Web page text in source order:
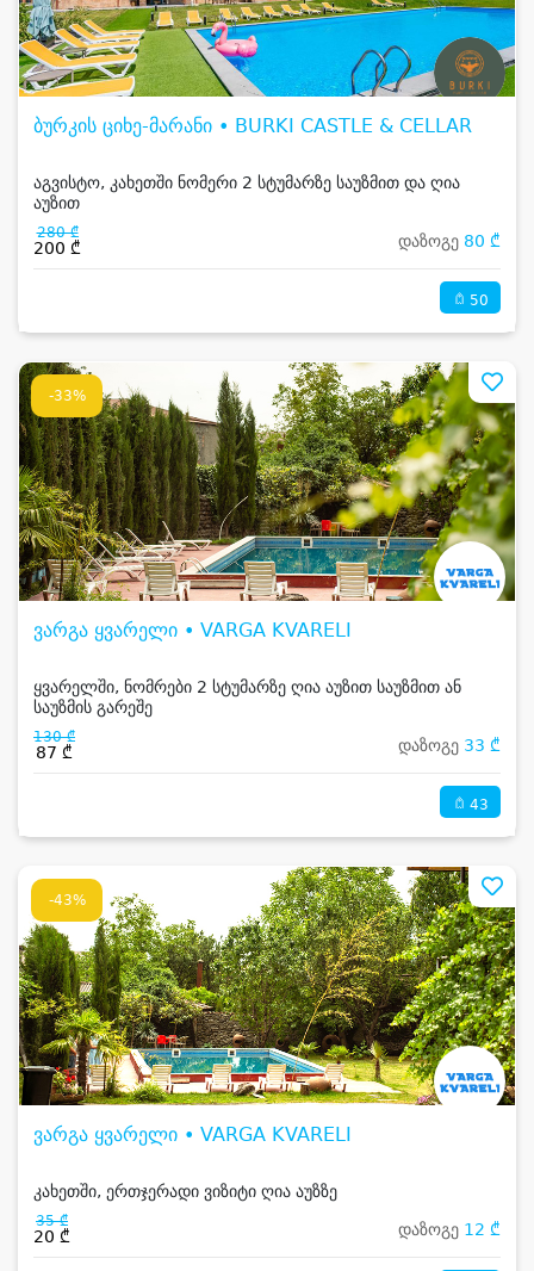
ბურკის ციხე-მარანი • BURKI CASTLE & CELLAR
აგვისტო, კახეთში ნომერი 2 სტუმარზე საუზმით და ღია
აუზით
280 ₾
200 ₾ დაზოგე 80 ₾
50
-33%
ვარგა ყვარელი • VARGA KVARELI
ყვარელში, ნომრები 2 სტუმარზე ღია აუზით საუზმით ან
საუზმის გარეშე
130 ₾
87 ₾ დაზოგე 33 ₾
43
-43%
ვარგა ყვარელი • VARGA KVARELI
კახეთში, ერთჯერადი ვიზიტი ღია აუზზე
35 ₾
20 ₾ დაზოგე 12 ₾